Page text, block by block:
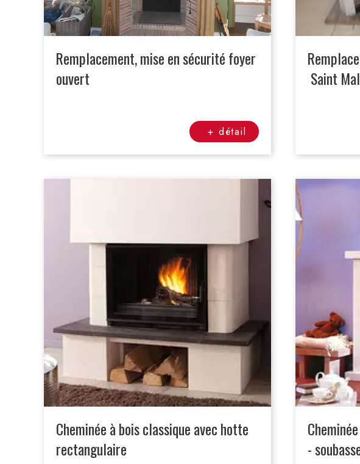
Remplacement, mise en sécurité foyer
ouvert
+ détail
Saint
Cheminée à bois classique avec hotte
rectangulaire
-